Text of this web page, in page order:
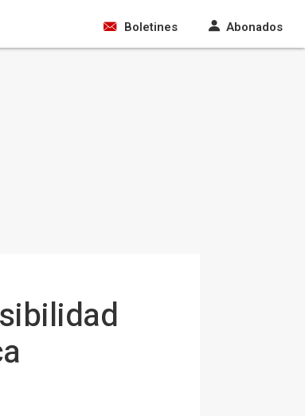
Boletines Abonados